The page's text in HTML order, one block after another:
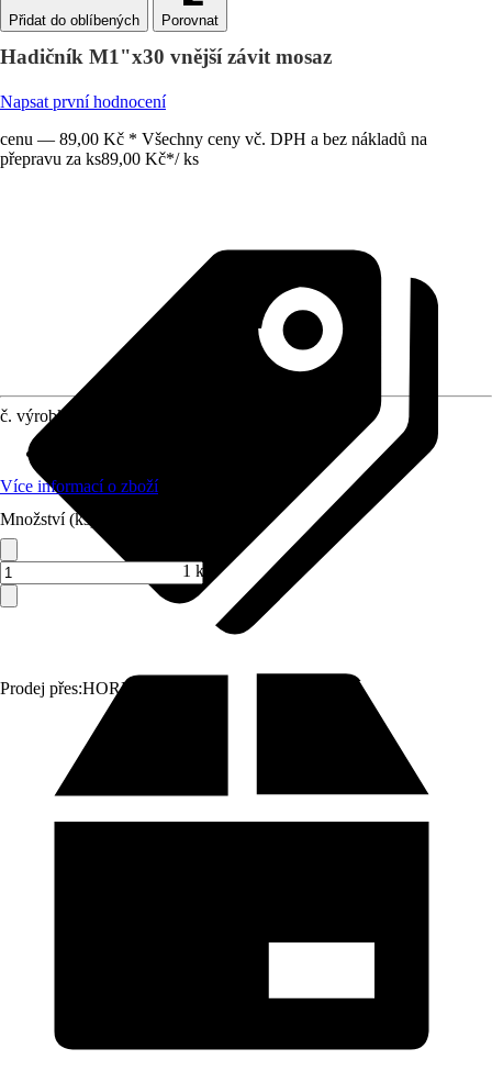
Porovnat
Hadičník M1"x30 vnější závit mosaz
Napsat první hodnocení
cenu — 89,00 Kč * Všechny ceny vč. DPH a bez nákladů na
přepravu za ks89,00 Kč*/ ks
Prodej přes:HORNBACH
č. výrobku
Více informací o zboží
Množství (ks)
1 ks